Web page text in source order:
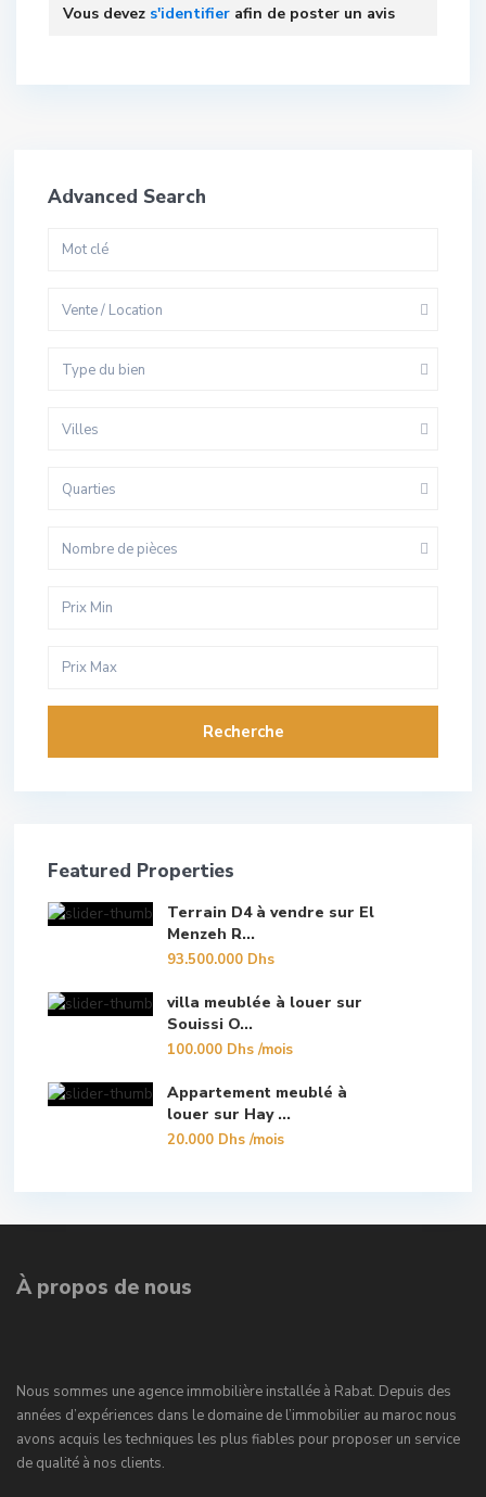
Vous devez s'identifier afin de poster un avis
Advanced Search
Vente / Location
Type du bien
Villes
Quarties
Nombre de pièces
Recherche
Featured Properties
Terrain D4 à vendre sur El
Menzeh R...
93.500.000 Dhs
villa meublée à louer sur
Souissi O...
100.000 Dhs/mois
Appartement meublé à
louer sur Hay ...
20.000 Dhs/mois
À propos de nous
Nous sommes une agence immobilière installée à Rabat. Depuis des
années d’expériences dans le domaine de l’immobilier au maroc nous
avons acquis les techniques les plus fiables pour proposer un service
de qualité à nos clients.